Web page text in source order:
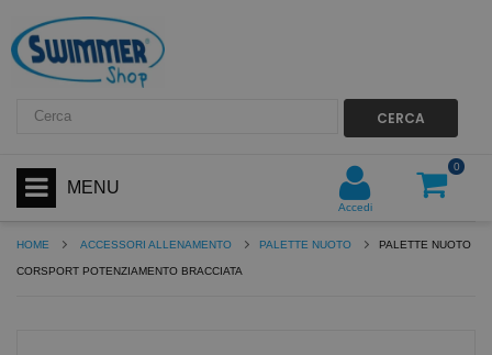
CERCA
MENU
0
Accedi
HOME ACCESSORI ALLENAMENTO PALETTE NUOTO PALETTE NUOTO
CORSPORT POTENZIAMENTO BRACCIATA